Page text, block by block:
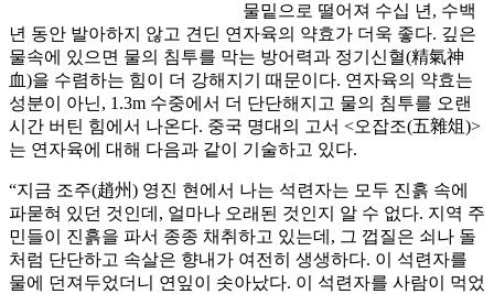
물밑으로 떨어져 수십 년, 수백
년 동안 발아하지 않고 견딘 연자육의 약효가 더욱 좋다. 깊은
물속에 있으면 물의 침투를 막는 방어력과 정기신혈(精氣神
血)을 수렴하는 힘이 더 강해지기 때문이다. 연자육의 약효는
성분이 아닌, 1.3m 수중에서 더 단단해지고 물의 침투를 오랜
시간 버틴 힘에서 나온다. 중국 명대의 고서 <오잡조(五雜俎)>
는 연자육에 대해 다음과 같이 기술하고 있다.
“지금 조주(趙州) 영진 현에서 나는 석련자는 모두 진흙 속에
파묻혀 있던 것인데, 얼마나 오래된 것인지 알 수 없다. 지역 주
민들이 진흙을 파서 종종 채취하고 있는데, 그 껍질은 쇠나 돌
처럼 단단하고 속살은 향내가 여전히 생생하다. 이 석련자를
물에 던져두었더니 연잎이 솟아났다. 이 석련자를 사람이 먹었